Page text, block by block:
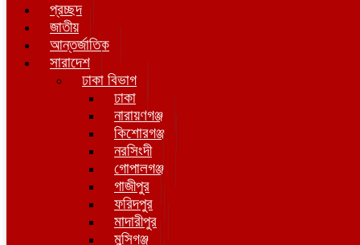
প্রচ্ছদ
জাতীয়
আন্তর্জাতিক
সারাদেশ
ঢাকা বিভাগ
ঢাকা
নারায়ণগঞ্জ
কিশোরগঞ্জ
নরসিংদী
গোপালগঞ্জ
গাজীপুর
ফরিদপুর
মাদারীপুর
মুন্সিগঞ্জ